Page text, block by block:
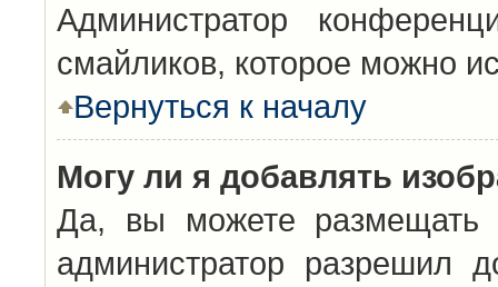
Администратор
смайликов, которое можно
Вернуться к началу
Могу ли я добавлять
Да, вы можете размещать
администратор разрешил